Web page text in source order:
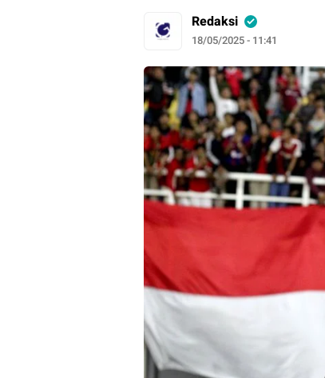
Redaksi
18/05/2025 - 11:41